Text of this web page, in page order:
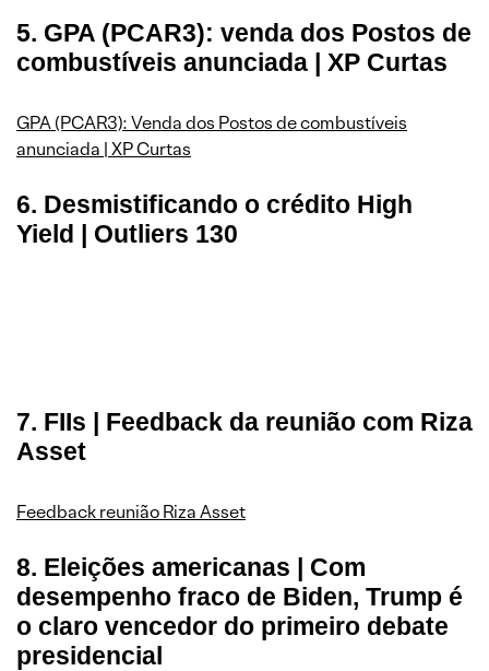
5. GPA (PCAR3): venda dos Postos de
combustíveis anunciada | XP Curtas
GPA (PCAR3): Venda dos Postos de combustíveis
anunciada | XP Curtas
6. Desmistificando o crédito High
Yield | Outliers 130
7. FIIs | Feedback da reunião com Riza
Asset
Feedback reunião Riza Asset
8. Eleições americanas | Com
desempenho fraco de Biden, Trump é
o claro vencedor do primeiro debate
presidencial